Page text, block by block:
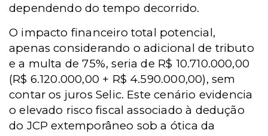
dependendo do tempo decorrido.
O impacto financeiro total potencial,
apenas considerando o adicional de tributo
e a multa de 75%, seria de R$ 10.710.000,00
(R$ 6.120.000,00 + R$ 4.590.000,00), sem
contar os juros Selic. Este cenário evidencia
o elevado risco fiscal associado à dedução
do JCP extemporâneo sob a ótica da